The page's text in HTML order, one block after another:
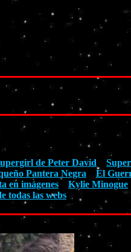
de Peter David
Pantera Negra
El
en imágenes Kylie Minogue
todas las webs